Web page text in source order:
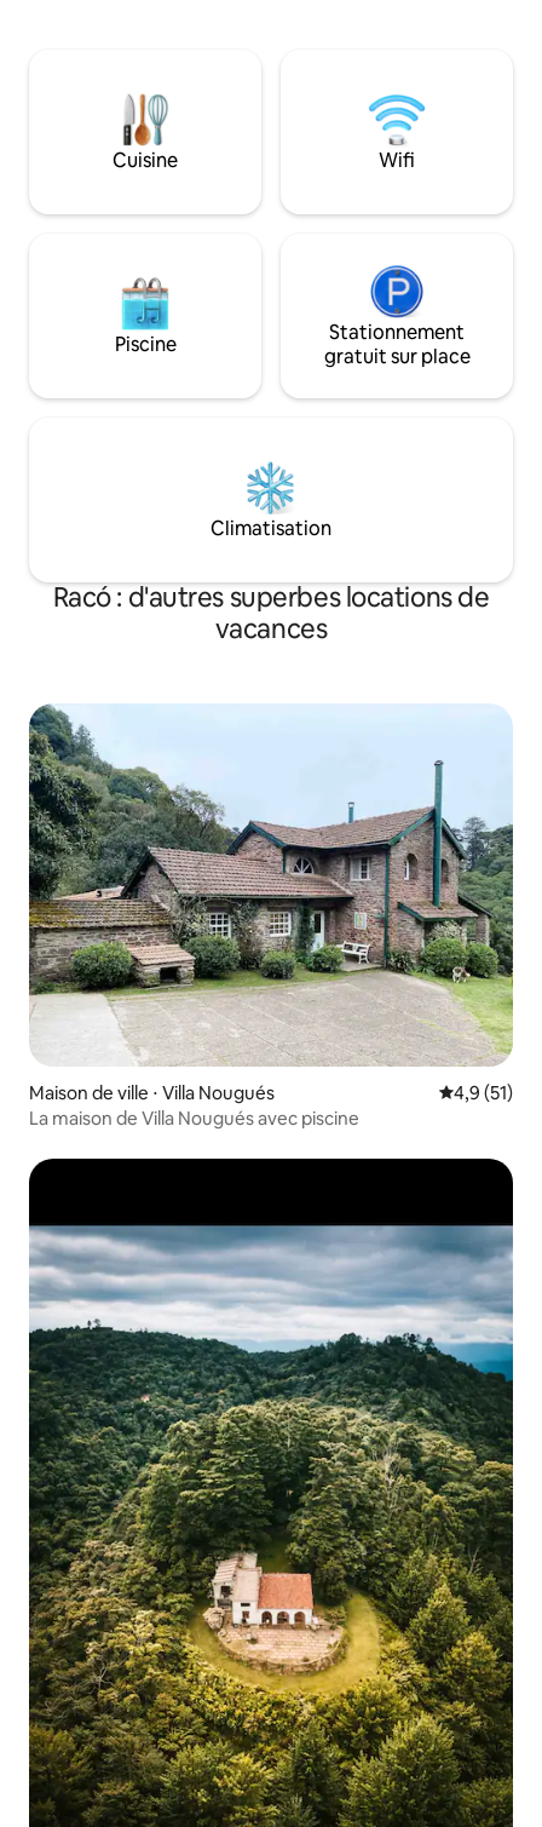
seulement 5 minutes en voiture du
centre animé de Yerba Buena. Nous
avons hâte de vous accueillir pour une
escapade inoubliable, alliant nature et
Cuisine Wifi
Piscine
Stationnement
gratuit sur place
Climatisation
Racó : d'autres superbes locations de
vacances
Maison de ville ⋅ Villa Nougués Évaluation
4,9 (51)
La maison de Villa Nougués avec piscine